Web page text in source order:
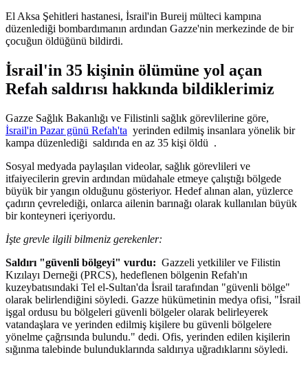
El Aksa Şehitleri hastanesi, İsrail'in Bureij mülteci kampına
düzenlediği bombardımanın ardından Gazze'nin merkezinde de bir
çocuğun öldüğünü bildirdi.
İsrail'in 35 kişinin ölümüne yol açan
Refah saldırısı hakkında bildiklerimiz
Gazze Sağlık Bakanlığı ve Filistinli sağlık görevlilerine göre,
İsrail'in Pazar günü Refah'ta yerinden edilmiş insanlara yönelik bir
kampa düzenlediği saldırıda en az 35 kişi öldü .
Sosyal medyada paylaşılan videolar, sağlık görevlileri ve
itfaiyecilerin grevin ardından müdahale etmeye çalıştığı bölgede
büyük bir yangın olduğunu gösteriyor. Hedef alınan alan, yüzlerce
çadırın çevrelediği, onlarca ailenin barınağı olarak kullanılan büyük
bir konteyneri içeriyordu.
İşte grevle ilgili bilmeniz gerekenler:
Saldırı "güvenli bölgeyi" vurdu: Gazzeli yetkililer ve Filistin
Kızılayı Derneği (PRCS), hedeflenen bölgenin Refah'ın
kuzeybatısındaki Tel el-Sultan'da İsrail tarafından "güvenli bölge"
olarak belirlendiğini söyledi. Gazze hükümetinin medya ofisi, "İsrail
işgal ordusu bu bölgeleri güvenli bölgeler olarak belirleyerek
vatandaşlara ve yerinden edilmiş kişilere bu güvenli bölgelere
yönelme çağrısında bulundu." dedi. Ofis, yerinden edilen kişilerin
sığınma talebinde bulunduklarında saldırıya uğradıklarını söyledi.